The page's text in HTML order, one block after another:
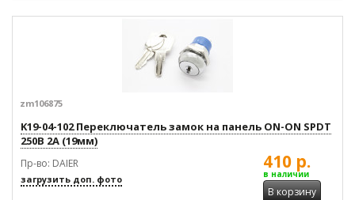
zm106875
K19-04-102 Переключатель замок на панель ON-ON SPDT
250В 2А (19мм)
Пр-во: DAIER
загрузить доп. фото
410 р.
в наличии
В корзину